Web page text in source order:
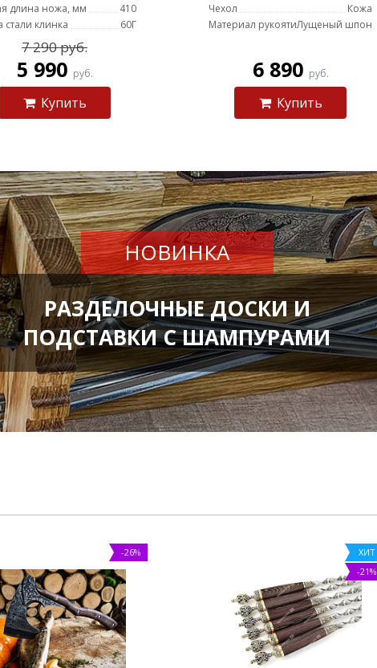
длина ножа, мм
410
стали клинка
60Г
7 290 руб.
5 990 руб.
Купить
Чехол
Кожа
Материал рукоятиЛущеный шпон
6 890 руб.
Купить
НОВИНКА
РАЗДЕЛОЧНЫЕ ДОСКИ И
ПОДСТАВКИ С ШАМПУРАМИ
-26%
ХИТ
-21%